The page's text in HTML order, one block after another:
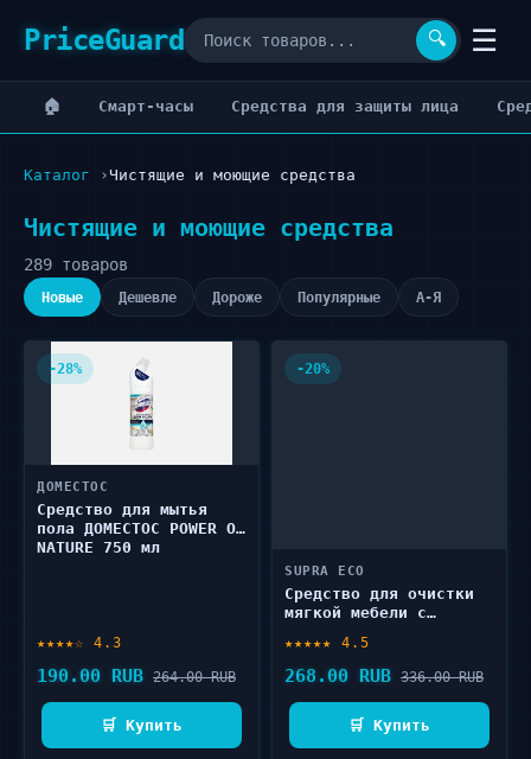
PriceGuard 🔍 ☰
🏠 Cмарт-часы Cредства для защиты лица
Каталог Чистящие и моющие средства
Чистящие и моющие средства
289 товаров
Новые Дешевле Дороже Популярные А-Я
-28%
ДОМЕСТОС
Средство для мытья
пола ДОМЕСТОС POWER OF
NATURE 750 мл
★★★★☆ 4.3
190.00 RUB 264.00 RUB
🛒 Купить
-20%
SUPRA ECO
Средство для очистки
мягкой мебели с
SUPRA ECO Enhanced
formula 500 г
★★★★★ 4.5
268.00 RUB 336.00 RUB
🛒 Купить